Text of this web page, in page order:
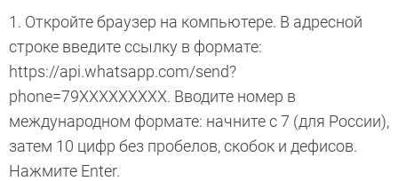
1. Откройте браузер на компьютере. В адресной
строке введите ссылку в формате:
https://api.whatsapp.com/send?
phone=79XXXXXXXXX. Вводите номер в
международном формате: начните с 7 (для России),
затем 10 цифр без пробелов, скобок и дефисов.
Нажмите Enter.